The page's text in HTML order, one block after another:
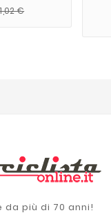
€
più di 70 anni!